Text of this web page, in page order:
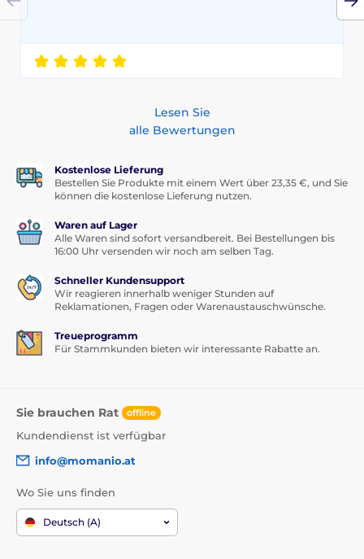
Lesen Sie
alle Bewertungen
Kostenlose Lieferung
Bestellen Sie Produkte mit einem Wert über 23,35 €, und Sie
können die kostenlose Lieferung nutzen.
Waren auf Lager
Alle Waren sind sofort versandbereit. Bei Bestellungen bis
16:00 Uhr versenden wir noch am selben Tag.
Schneller Kundensupport
Wir reagieren innerhalb weniger Stunden auf
Reklamationen, Fragen oder Warenaustauschwünsche.
Treueprogramm
Für Stammkunden bieten wir interessante Rabatte an.
Sie brauchen Rat offline
Kundendienst ist verfügbar
info@momanio.at
Wo Sie uns finden
Deutsch (A)